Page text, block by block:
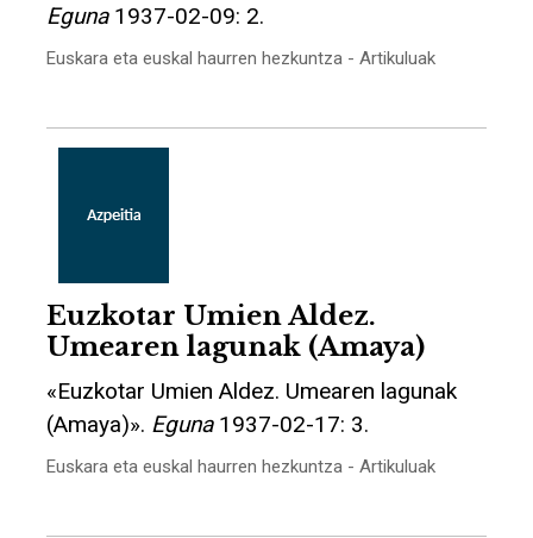
Eguna1937-02-09: 2.
Euskara eta euskal haurren hezkuntza - Artikuluak
Euzkotar Umien Aldez.
Umearen lagunak (Amaya)
«Euzkotar Umien Aldez. Umearen lagunak
(Amaya)». Eguna1937-02-17: 3.
Euskara eta euskal haurren hezkuntza - Artikuluak